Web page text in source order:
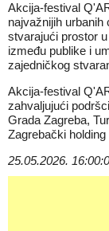
Akcija-festival
najvažnijih urbanih
stvarajući prostor
između publike i
zajedničkog
Akcija-festival
zahvaljujući
Grada Zagreba,
Zagrebački holding
25.05.2026.